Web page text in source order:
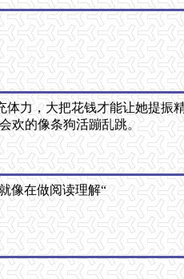
力，大把花钱才能让她提振
欢的像条狗活蹦乱跳。
像在做阅读理解“